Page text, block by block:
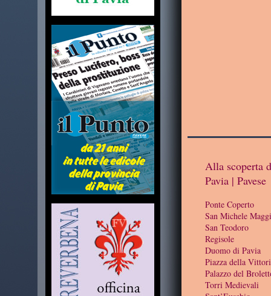
Alla scoperta
Pavia | Pavese
Ponte Coperto
San Michele
San Teodoro
Regisole
Duomo di Pavia
Piazza della
Palazzo del
Torri Medievali